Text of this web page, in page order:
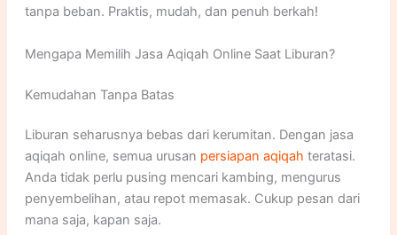
tanpa beban. Praktis, mudah, dan penuh berkah!
Mengapa Memilih Jasa Aqiqah Online Saat Liburan?
Kemudahan Tanpa Batas
Liburan seharusnya bebas dari kerumitan. Dengan jasa
aqiqah online, semua urusan persiapan aqiqah teratasi.
Anda tidak perlu pusing mencari kambing, mengurus
penyembelihan, atau repot memasak. Cukup pesan dari
mana saja, kapan saja.